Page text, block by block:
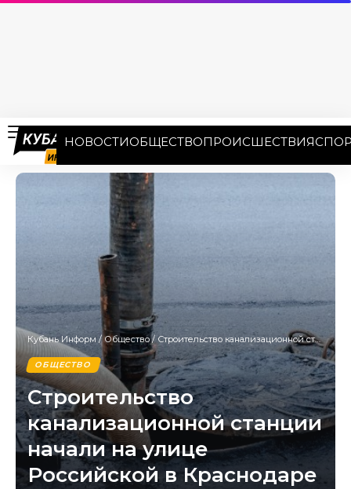
НОВОСТИОБЩЕСТВОПРОИСШЕСТВИЯ
Кубань Информ /Общество/ Строительство канализационной станции начали на улице Российской в Краснодаре
ОБЩЕСТВО
Строительство
канализационной станции
начали на улице
Российской в Краснодаре